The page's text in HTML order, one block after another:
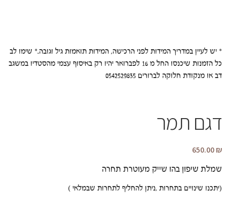
* יש לעיין במדריך המידות לפני הרכישה, המידות תואמות גיל וגובה.* שימו לב
כל הזמנות שיכנסו החל מ 16 לפברואר יהיו רק באיסוף עצמי מהסטדיו במשגב
דב או מנקודת חלוקה לברורים 0542529835
דגם תמר
650.00₪
שמלת שיפון בהו שייק מעוטרת תחרה
(יתכנו שינויים בתחרות ,ניתן להחליף לתחרות שבמלאי )